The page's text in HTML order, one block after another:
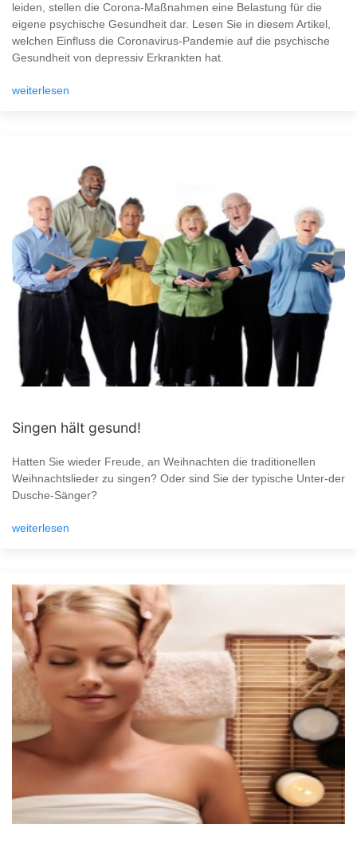
leiden, stellen die Corona-Maßnahmen eine Belastung für die
eigene psychische Gesundheit dar. Lesen Sie in diesem Artikel,
welchen Einfluss die Coronavirus-Pandemie auf die psychische
Gesundheit von depressiv Erkrankten hat.
weiterlesen
Singen hält gesund!
Hatten Sie wieder Freude, an Weihnachten die traditionellen
Weihnachtslieder zu singen? Oder sind Sie der typische Unter-der
Dusche-Sänger?
weiterlesen